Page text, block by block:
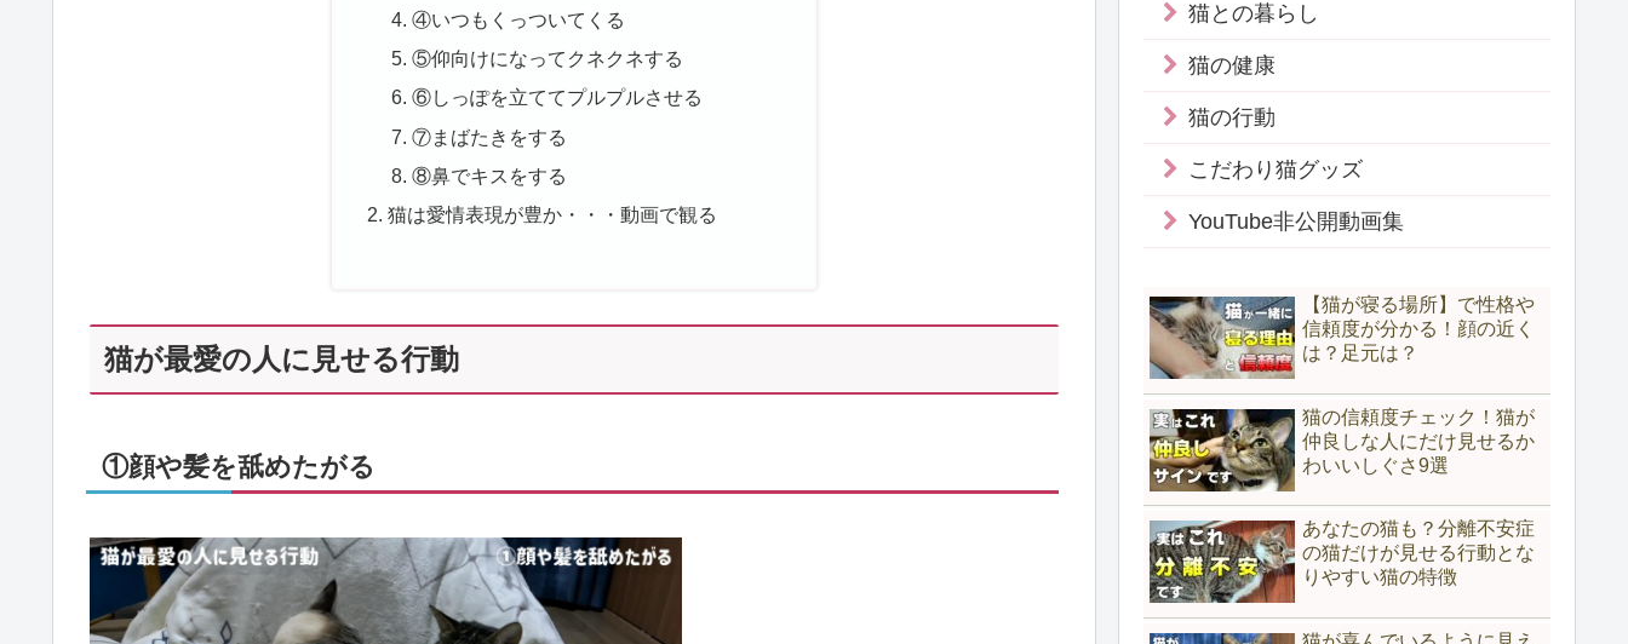
④いつもくっついてくる
⑤仰向けになってクネクネする
⑥しっぽを立ててプルプルさせる
⑦まばたきをする
⑧鼻でキスをする
猫は愛情表現が豊か・・・動画で観る
猫が最愛の人に見せる行動
①顔や髪を舐めたがる
猫との暮らし
猫の健康
猫の行動
こだわり猫グッズ
YouTube非公開動画集
【猫が寝る場所】で性格や
信頼度が分かる！顔の近く
は？足元は？
猫の信頼度チェック！猫が
仲良しな人にだけ見せるか
わいいしぐさ9選
あなたの猫も？分離不安症
の猫だけが見せる行動とな
りやすい猫の特徴